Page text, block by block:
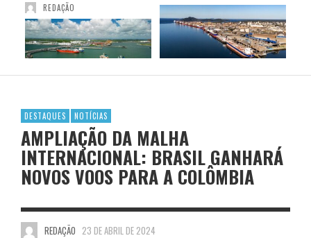
REDAÇÃO
DESTAQUES NOTÍCIAS
AMPLIAÇÃO DA MALHA
INTERNACIONAL: BRASIL GANHARÁ
NOVOS VOOS PARA A COLÔMBIA
REDAÇÃO 23 DE ABRIL DE 2024